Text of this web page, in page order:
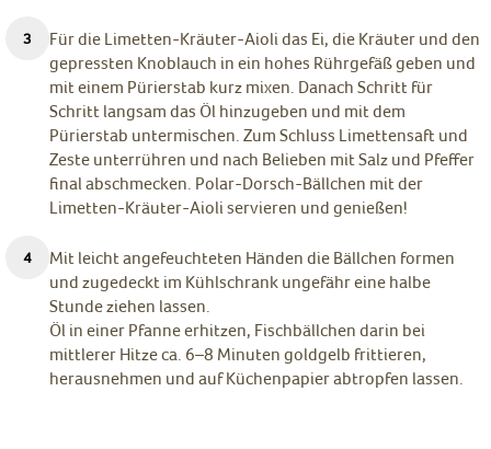
Für die Limetten-Kräuter-Aioli das Ei, die Kräuter und den
gepressten Knoblauch in ein hohes Rührgefäß geben und
mit einem Pürierstab kurz mixen. Danach Schritt für
Schritt langsam das Öl hinzugeben und mit dem
Pürierstab untermischen. Zum Schluss Limettensaft und
Zeste unterrühren und nach Belieben mit Salz und Pfeffer
final abschmecken. Polar-Dorsch-Bällchen mit der
Limetten-Kräuter-Aioli servieren und genießen!
Mit leicht angefeuchteten Händen die Bällchen formen
und zugedeckt im Kühlschrank ungefähr eine halbe
Stunde ziehen lassen.
Öl in einer Pfanne erhitzen, Fischbällchen darin bei
mittlerer Hitze ca. 6–8 Minuten goldgelb frittieren,
herausnehmen und auf Küchenpapier abtropfen lassen.